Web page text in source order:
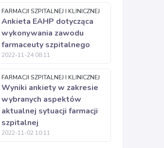
FARMACJI SZPITALNEJ I KLINICZNEJ
Ankieta EAHP dotycząca
wykonywania zawodu
farmaceuty szpitalnego
2022-11-24 08:11
FARMACJI SZPITALNEJ I KLINICZNEJ
Wyniki ankiety w zakresie
wybranych aspektów
aktualnej sytuacji farmacji
szpitalnej
2022-11-02 10:11